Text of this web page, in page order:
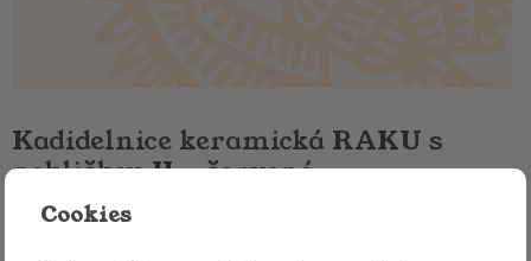
Kadidelnice keramická RAKU s
pokličkou II. - červená
Keramická RAKU kadidelnice – ručně vyráběná
Cookies